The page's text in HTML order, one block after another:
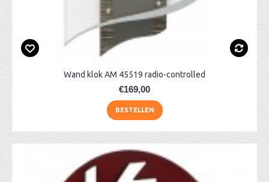
Wand klok AM 45519 radio-controlled
€169,00
BESTELLEN